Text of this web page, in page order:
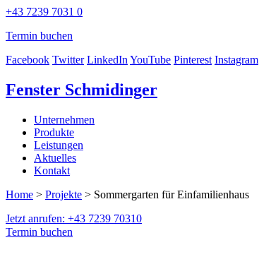
+43 7239 7031 0
Termin buchen
Facebook Twitter LinkedInYouTube Pinterest Instagram
Fenster Schmidinger
Unternehmen
Produkte
Leistungen
Aktuelles
Kontakt
Home > Projekte > Sommergarten für Einfamilienhaus
Jetzt anrufen: +43 7239 70310
Termin buchen